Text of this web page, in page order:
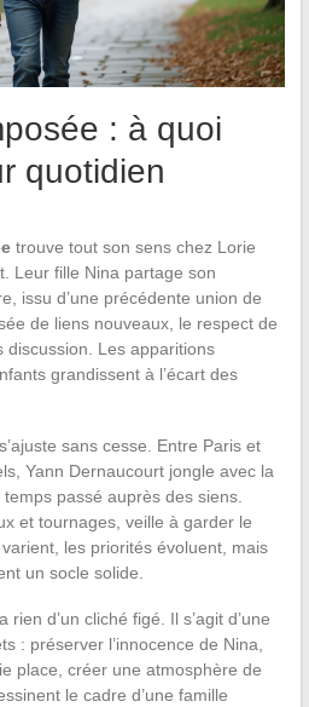
: à quoi
quotidien
trouve tout son sens chez Lorie
Leur fille Nina partage son
issu d’une précédente union de
de liens nouveaux, le respect de
discussion. Les apparitions
grandissent à l’écart des
sans cesse. Entre Paris et
Yann Dernaucourt jongle avec la
passé auprès des siens.
et tournages, veille à garder le
les priorités évoluent, mais
un socle solide.
d’un cliché figé. Il s’agit d’une
: préserver l’innocence de Nina,
place, créer une atmosphère de
le cadre d’une famille